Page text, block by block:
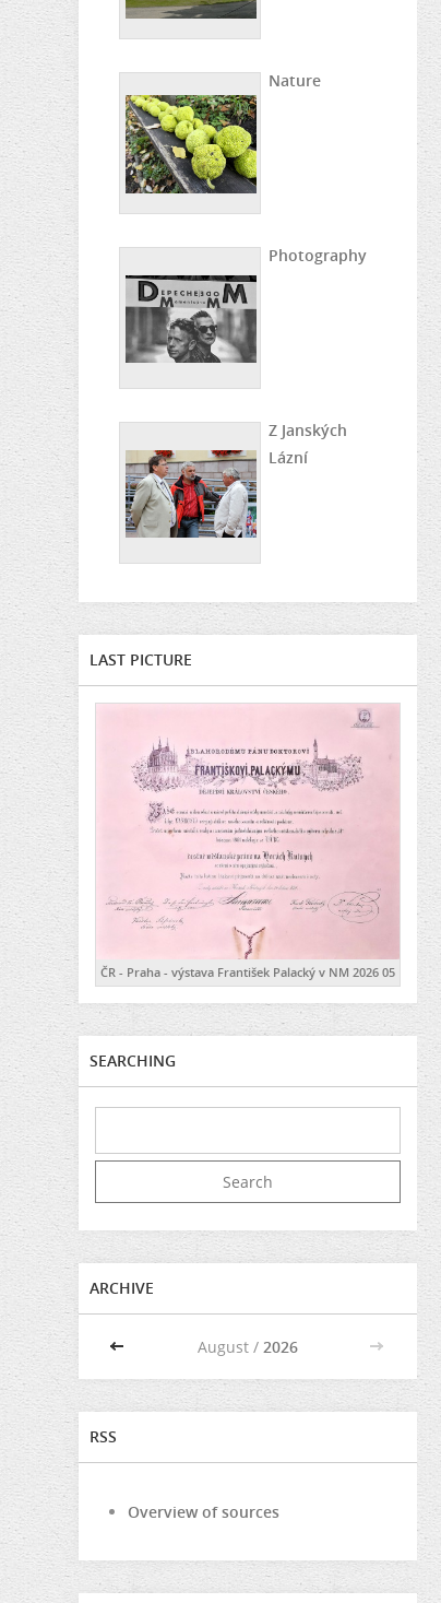
Nature
Photography
Z Janských
Lázní
LAST PICTURE
ČR - Praha - výstava František Palacký v NM 2026 05
SEARCHING
ARCHIVE
<< August / 2026 >>
RSS
Overview of sources